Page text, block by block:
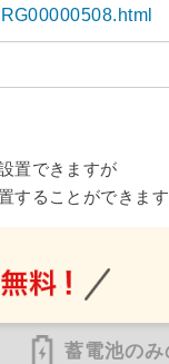
置できますが
することができます
蓄電池のみ